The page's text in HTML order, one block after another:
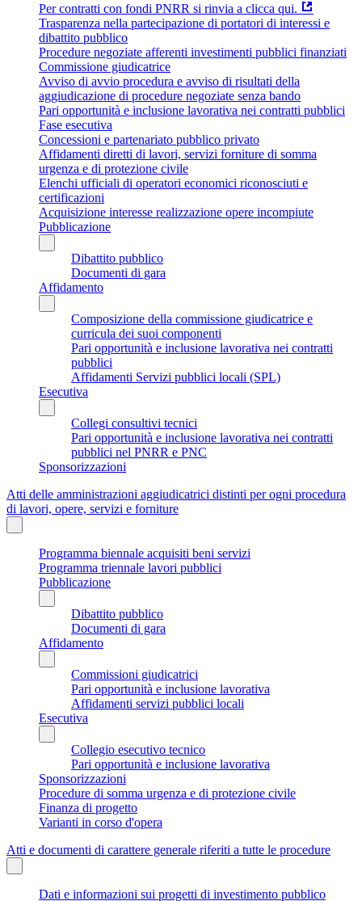
Per contratti con fondi PNRR si rinvia a clicca qui.
Trasparenza nella partecipazione di portatori di interessi e
dibattito pubblico
Procedure negoziate afferenti investimenti pubblici finanziati
Commissione giudicatrice
Avviso di avvio procedura e avviso di risultati della
aggiudicazione di procedure negoziate senza bando
Pari opportunità e inclusione lavorativa nei contratti pubblici
Fase esecutiva
Concessioni e partenariato pubblico privato
Affidamenti diretti di lavori, servizi forniture di somma
urgenza e di protezione civile
Elenchi ufficiali di operatori economici riconosciuti e
certificazioni
Acquisizione interesse realizzazione opere incompiute
Pubblicazione
Dibattito pubblico
Documenti di gara
Affidamento
Composizione della commissione giudicatrice e
curricula dei suoi componenti
Pari opportunità e inclusione lavorativa nei contratti
pubblici
Affidamenti Servizi pubblici locali (SPL)
Esecutiva
Collegi consultivi tecnici
Pari opportunità e inclusione lavorativa nei contratti
pubblici nel PNRR e PNC
Sponsorizzazioni
Atti delle amministrazioni aggiudicatrici distinti per ogni procedura
di lavori, opere, servizi e forniture
Programma biennale acquisiti beni servizi
Programma triennale lavori pubblici
Pubblicazione
Dibattito pubblico
Documenti di gara
Affidamento
Commissioni giudicatrici
Pari opportunità e inclusione lavorativa
Affidamenti servizi pubblici locali
Esecutiva
Collegio esecutivo tecnico
Pari opportunità e inclusione lavorativa
Sponsorizzazioni
Procedure di somma urgenza e di protezione civile
Finanza di progetto
Varianti in corso d'opera
Atti e documenti di carattere generale riferiti a tutte le procedure
Dati e informazioni sui progetti di investimento pubblico